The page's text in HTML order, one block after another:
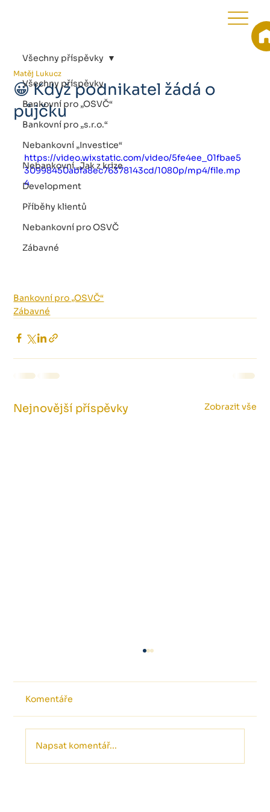
Všechny příspěvky
Bankovní pro „OSVČ“
Bankovní pro „s.r.o.“
Nebankovní „Investice“
Nebankovní „Jak z krize
Development
Příběhy klientů
Nebankovní pro OSVČ
Zábavné
Všechny příspěvky
😀 Když podnikatel žádá o
půjčku
Matěj Lukucz
https://video.wixstatic.com/video/5fe4ee_01fbae5
30998450abfa8ec76378143cd/1080p/mp4/file.mp
4
Bankovní pro „OSVČ“
Zábavné
Nejnovější příspěvky Zobrazit vše
Komentáře
Napsat komentář...